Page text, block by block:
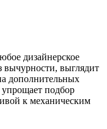
дизайнерское
вычурности, выглядит
дополнительных
упрощает подбор
к механическим